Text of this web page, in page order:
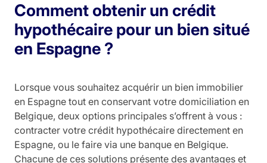
Comment obtenir un crédit
hypothécaire pour un bien situé
en Espagne ?
Lorsque vous souhaitez acquérir un bien immobilier
en Espagne tout en conservant votre domiciliation en
Belgique, deux options principales s’offrent à vous :
contracter votre crédit hypothécaire directement en
Espagne, ou le faire via une banque en Belgique.
Chacune de ces solutions présente des avantages et